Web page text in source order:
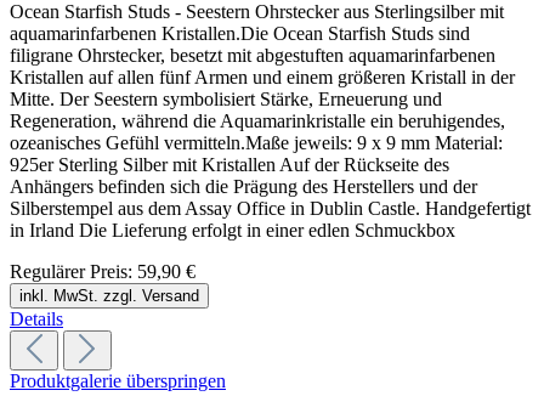
Ocean Starfish Studs - Seestern Ohrstecker aus Sterlingsilber mit
aquamarinfarbenen Kristallen.Die Ocean Starfish Studs sind
filigrane Ohrstecker, besetzt mit abgestuften aquamarinfarbenen
Kristallen auf allen fünf Armen und einem größeren Kristall in der
Mitte. Der Seestern symbolisiert Stärke, Erneuerung und
Regeneration, während die Aquamarinkristalle ein beruhigendes,
ozeanisches Gefühl vermitteln.Maße jeweils: 9 x 9 mm Material:
925er Sterling Silber mit Kristallen Auf der Rückseite des
Anhängers befinden sich die Prägung des Herstellers und der
Silberstempel aus dem Assay Office in Dublin Castle. Handgefertigt
in Irland Die Lieferung erfolgt in einer edlen Schmuckbox
Regulärer Preis: 59,90 €
inkl. MwSt. zzgl. Versand
Details
Produktgalerie überspringen